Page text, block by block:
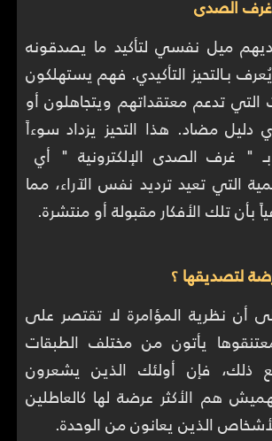
وغرف الصدى
ميل نفسي لتأكيد ما يصدقونه
بـالتحيز التأكيدي. فهم يستهلكون
تدعم معتقداتهم ويتجاهلون أو
مضاد. هذا التحيز يزداد سوءاً
" غرف الصدى الإلكترونية " أي
التي تعيد ترديد نفس الآراء، مما
بأن تلك الأفكار مقبولة أو منتشرة.
لتصديقها ؟
أن نظرية المؤامرة لا تقتصر على
يأتون من مختلف الطبقات
ذلك، فإن أولئك الذين يشعرون
هم الأكثر عرضة لها كالعاطلين
الذين يعانون من الوحدة.